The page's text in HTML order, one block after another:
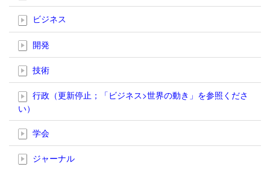
ビジネス
開発
技術
行政（更新停止；「ビジネス>世界の動き」を参照くださ
い）
学会
ジャーナル